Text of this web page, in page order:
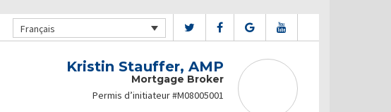
Français
Kristin Stauffer, AMP
Mortgage Broker
Permis d’initiateur #M08005001